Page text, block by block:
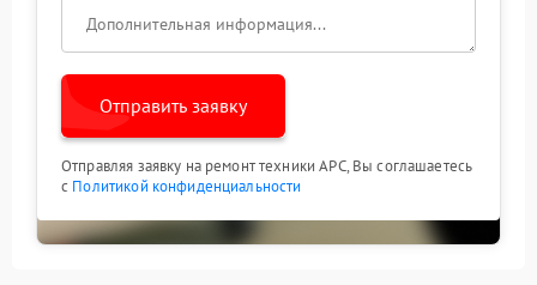
Отправить заявку
Отправляя заявку на ремонт техники APC, Вы соглашаетесь
с Политикой конфиденциальности